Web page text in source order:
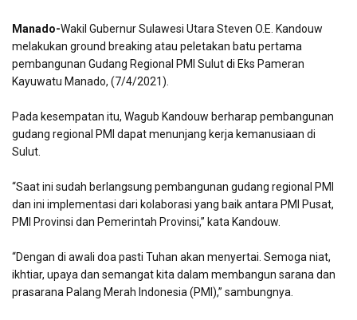
Manado-Wakil Gubernur Sulawesi Utara Steven O.E. Kandouw
melakukan ground breaking atau peletakan batu pertama
pembangunan Gudang Regional PMI Sulut di Eks Pameran
Kayuwatu Manado, (7/4/2021).
Pada kesempatan itu, Wagub Kandouw berharap pembangunan
gudang regional PMI dapat menunjang kerja kemanusiaan di
Sulut.
“Saat ini sudah berlangsung pembangunan gudang regional PMI
dan ini implementasi dari kolaborasi yang baik antara PMI Pusat,
PMI Provinsi dan Pemerintah Provinsi,” kata Kandouw.
“Dengan di awali doa pasti Tuhan akan menyertai. Semoga niat,
ikhtiar, upaya dan semangat kita dalam membangun sarana dan
prasarana Palang Merah Indonesia (PMI),” sambungnya.